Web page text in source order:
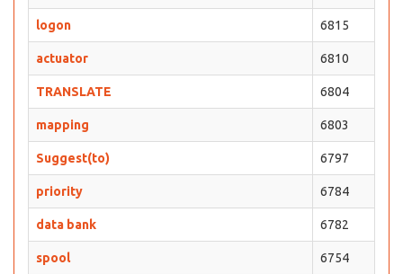
logon 6815
actuator 6810
TRANSLATE 6804
mapping 6803
Suggest(to) 6797
priority 6784
data bank 6782
spool 6754